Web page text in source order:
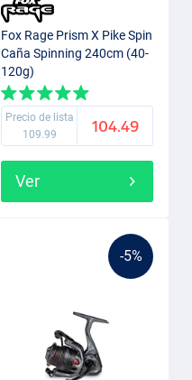
Fox Rage Prism X Pike Spin
Caña Spinning 240cm (40-
120g)
Precio de lista
109.99
104.49
Ver
-5%